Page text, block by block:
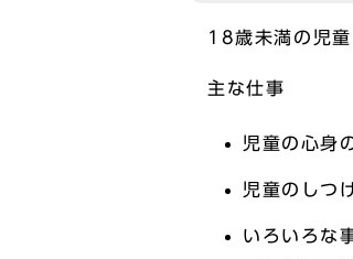
18歳未満の児童
主な仕事
児童の心身
児童のしつ
いろいろな